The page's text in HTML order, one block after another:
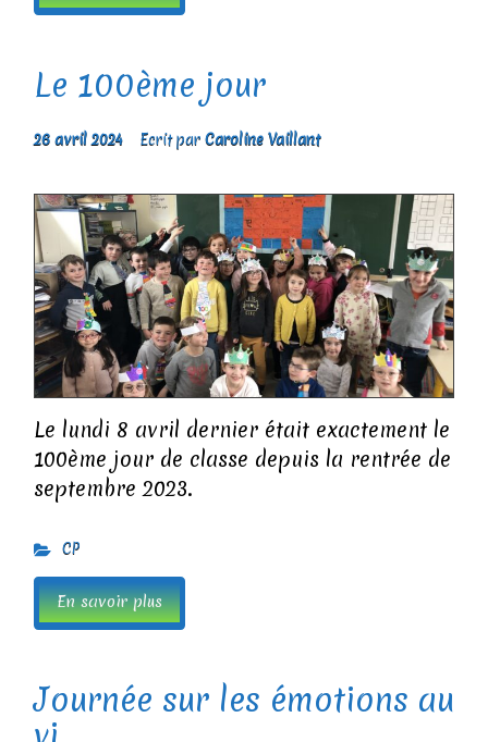
Le 100ème jour
26 avril 2024 Ecrit par Caroline Vaillant
Le lundi 8 avril dernier était exactement le
100ème jour de classe depuis la rentrée de
septembre 2023.
CP
En savoir plus
Journée sur les émotions au